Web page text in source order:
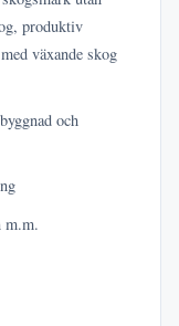
produktiv
växande skog
och
m.m.